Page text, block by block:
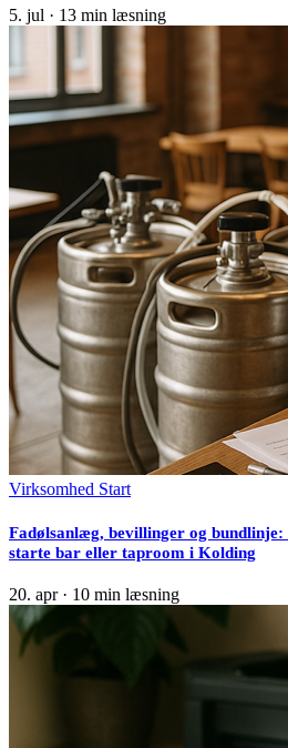
5. jul · 13 min læsning
Virksomhed Start
Fadølsanlæg, bevillinger og
starte bar eller taproom i Kolding
20. apr · 10 min læsning